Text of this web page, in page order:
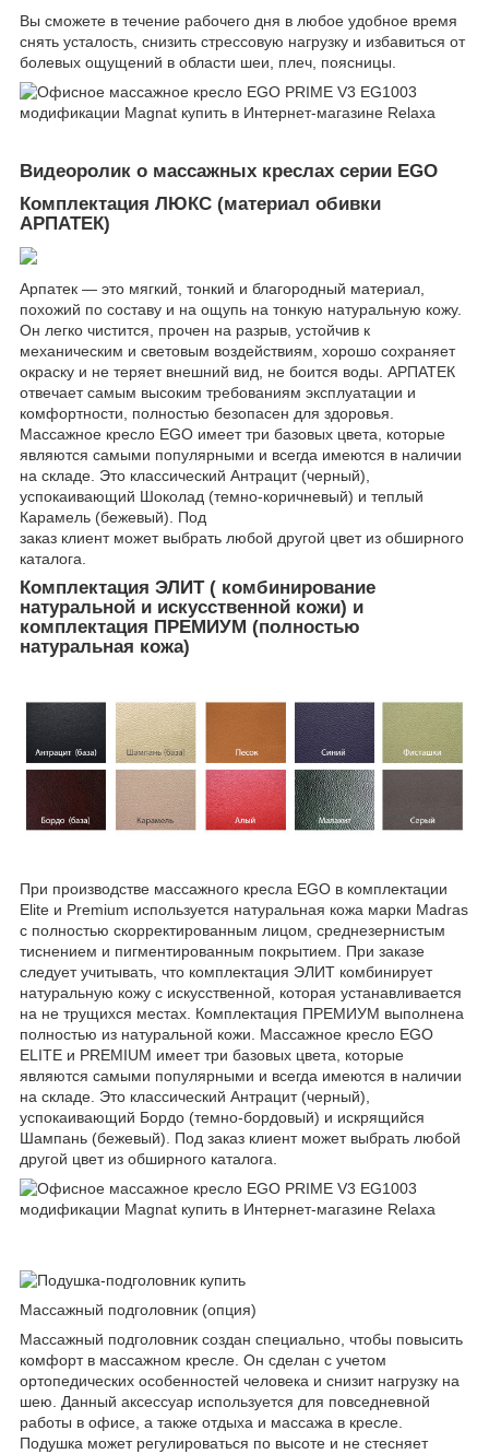
Вы сможете в течение рабочего дня в любое удобное время
снять усталость, снизить стрессовую нагрузку и избавиться от
болевых ощущений в области шеи, плеч, поясницы.
Видеоролик о массажных креслах серии EGO
Комплектация ЛЮКС (материал обивки
АРПАТЕК)
Арпатек — это мягкий, тонкий и благородный материал,
похожий по составу и на ощупь на тонкую натуральную кожу.
Он легко чистится, прочен на разрыв, устойчив к
механическим и световым воздействиям, хорошо сохраняет
окраску и не теряет внешний вид, не боится воды. АРПАТЕК
отвечает самым высоким требованиям эксплуатации и
комфортности, полностью безопасен для здоровья.
Массажное кресло EGO имеет три базовых цвета, которые
являются самыми популярными и всегда имеются в наличии
на складе. Это классический Антрацит (черный),
успокаивающий Шоколад (темно-коричневый) и теплый
Карамель (бежевый). Под
заказ клиент может выбрать любой другой цвет из обширного
каталога.
Комплектация ЭЛИТ ( комбинирование
натуральной и искусственной кожи) и
комплектация ПРЕМИУМ (полностью
натуральная кожа)
При производстве массажного кресла EGO в комплектации
Elite и Premium используется натуральная кожа марки Madras
с полностью скорректированным лицом, среднезернистым
тиснением и пигментированным покрытием. При заказе
следует учитывать, что комплектация ЭЛИТ комбинирует
натуральную кожу с искусственной, которая устанавливается
на не трущихся местах. Комплектация ПРЕМИУМ выполнена
полностью из натуральной кожи. Массажное кресло EGO
ELITE и PREMIUM имеет три базовых цвета, которые
являются самыми популярными и всегда имеются в наличии
на складе. Это классический Антрацит (черный),
успокаивающий Бордо (темно-бордовый) и искрящийся
Шампань (бежевый). Под заказ клиент может выбрать любой
другой цвет из обширного каталога.
Массажный подголовник (опция)
Массажный подголовник создан специально, чтобы повысить
комфорт в массажном кресле. Он сделан с учетом
ортопедических особенностей человека и снизит нагрузку на
шею. Данный аксессуар используется для повседневной
работы в офисе, а также отдыха и массажа в кресле.
Подушка может регулироваться по высоте и не стесняет